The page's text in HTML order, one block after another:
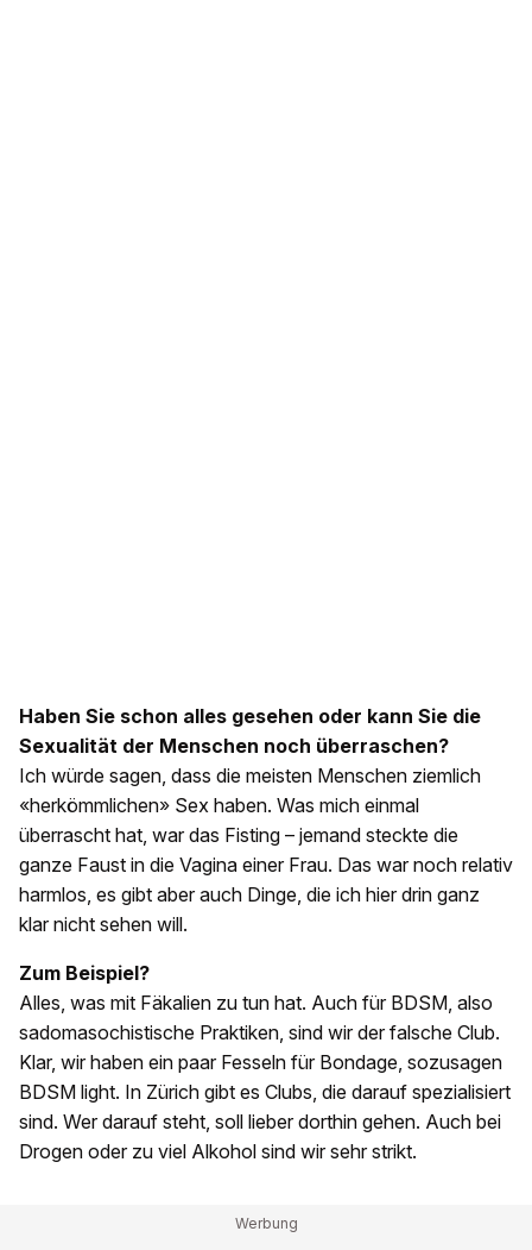
Haben Sie schon alles gesehen oder kann Sie die
Sexualität der Menschen noch überraschen?
Ich würde sagen, dass die meisten Menschen ziemlich
«herkömmlichen» Sex haben. Was mich einmal
überrascht hat, war das Fisting – jemand steckte die
ganze Faust in die Vagina einer Frau. Das war noch relativ
harmlos, es gibt aber auch Dinge, die ich hier drin ganz
klar nicht sehen will.
Zum Beispiel?
Alles, was mit Fäkalien zu tun hat. Auch für BDSM, also
sadomasochistische Praktiken, sind wir der falsche Club.
Klar, wir haben ein paar Fesseln für Bondage, sozusagen
BDSM light. In Zürich gibt es Clubs, die darauf spezialisiert
sind. Wer darauf steht, soll lieber dorthin gehen. Auch bei
Drogen oder zu viel Alkohol sind wir sehr strikt.